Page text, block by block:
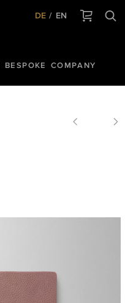
DE EN
BESPOKE
COMPANY